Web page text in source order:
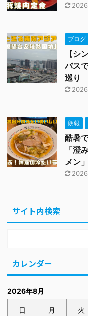
ブログ
【シ
バス
巡り
朗報
酷暑
「澄
メン
サイト内検索
カレンダー
2026年8月
日 月 火